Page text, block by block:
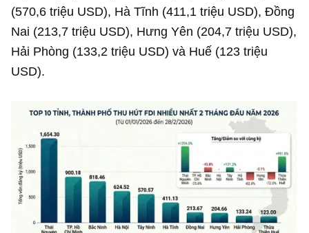
(570,6 triệu USD), Hà Tĩnh (411,1 triệu USD), Đồng
Nai (213,7 triệu USD), Hưng Yên (204,7 triệu USD),
Hải Phòng (133,2 triệu USD) và Huế (123 triệu
USD).